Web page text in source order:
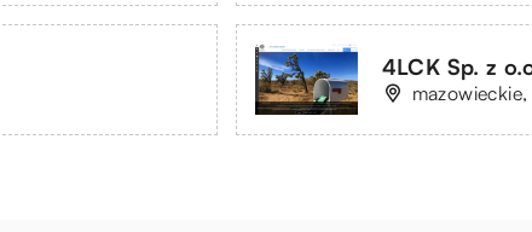
4LCK Sp. z